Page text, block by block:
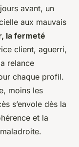
avant, un
aux mauvais
la fermeté
client, aguerri,
relance
chaque profil.
moins les
s’envole dès la
et la